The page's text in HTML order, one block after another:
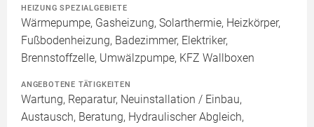
HEIZUNG SPEZIALGEBIETE
Wärmepumpe, Gasheizung, Solarthermie, Heizkörper,
Fußbodenheizung, Badezimmer, Elektriker,
Brennstoffzelle, Umwälzpumpe, KFZ Wallboxen
ANGEBOTENE TÄTIGKEITEN
Wartung, Reparatur, Neuinstallation / Einbau,
Austausch, Beratung, Hydraulischer Abgleich,